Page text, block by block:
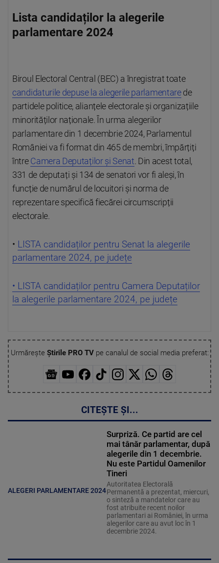
Lista candidaților la alegerile
parlamentare 2024
Biroul Electoral Central (BEC) a înregistrat toate
candidaturile depuse la alegerile parlamentarede
partidele politice, alianțele electorale și organizațiile
minorităților naționale. În urma alegerilor
parlamentare din 1 decembrie 2024, Parlamentul
României va fi format din 465 de membri, împărțiți
întreCamera Deputaților și Senat . Din acest total,
331 de deputați și 134 de senatori vor fi aleși, în
funcție de numărul de locuitori și norma de
reprezentare specifică fiecărei circumscripții
electorale.
• LISTA candidaților pentru Senat la alegerile
parlamentare 2024, pe județe
• LISTA candidaților pentru Camera Deputaților
la alegerile parlamentare 2024, pe județe
Urmărește Știrile PRO TVpe canalul de social media preferat:
CITEȘTE ȘI...
ALEGERI PARLAMENTARE 2024
Surpriză. Ce partid are cel
mai tânăr parlamentar, după
alegerile din 1 decembrie.
Nu este Partidul Oamenilor
Tineri
Autoritatea Electorală
Permanentă a prezentat, miercuri,
o sinteză a mandatelor care au
fost atribuite recent noilor
parlamentari ai României, în urma
alegerilor care au avut loc în 1
decembrie 2024.